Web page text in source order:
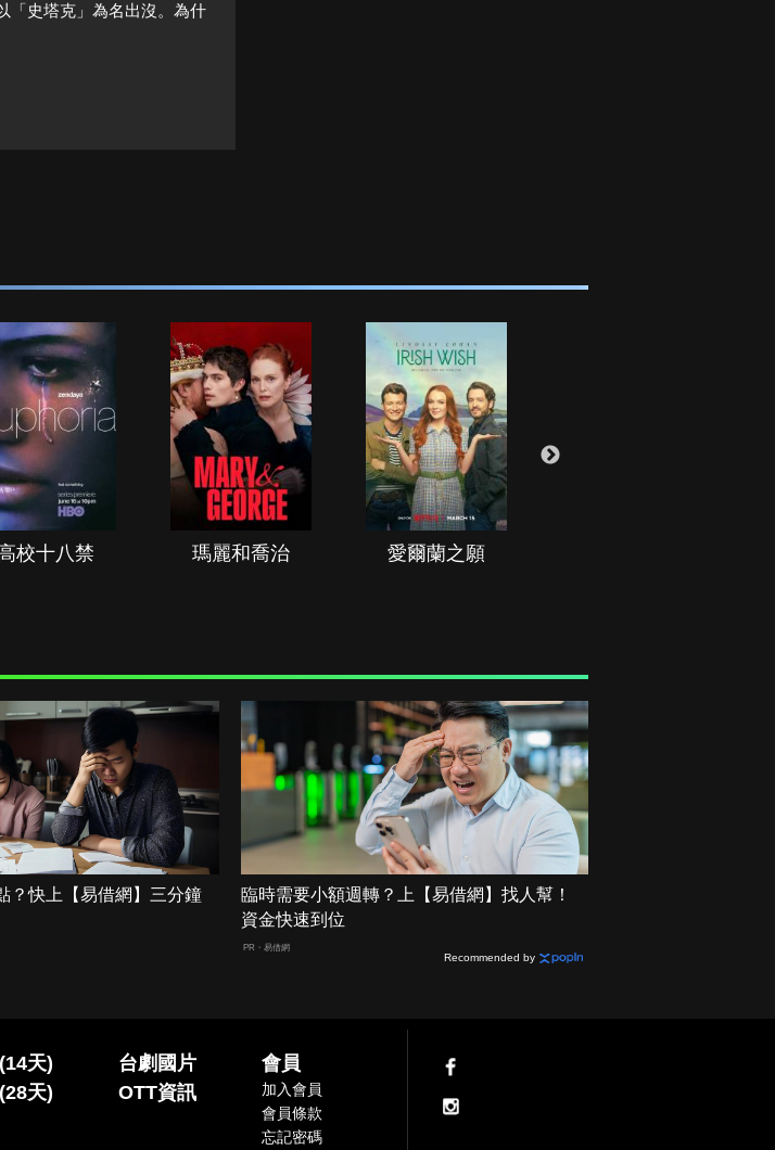
「史塔克」為名出沒。為什
校十八禁 瑪麗和喬治 愛爾蘭之願
？快上【易借網】三分鐘
臨時需要小額週轉？上【易借網】找人幫！
資金快速到位
PR・易借網
Recommended by
天)
天)
台劇國片
OTT資訊
會員
加入會員
會員條款
忘記密碼